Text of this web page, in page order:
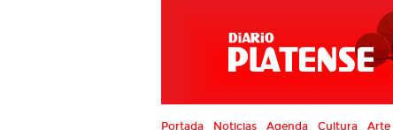
Portada Noticias Agenda Cultura Arte